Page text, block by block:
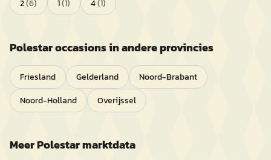
2(6) 1(1) 4(1)
Polestaroccasions in andere provincies
Friesland Gelderland
Noord-Brabant
Noord-Holland
Overijssel
MeerPolestarmarktdata